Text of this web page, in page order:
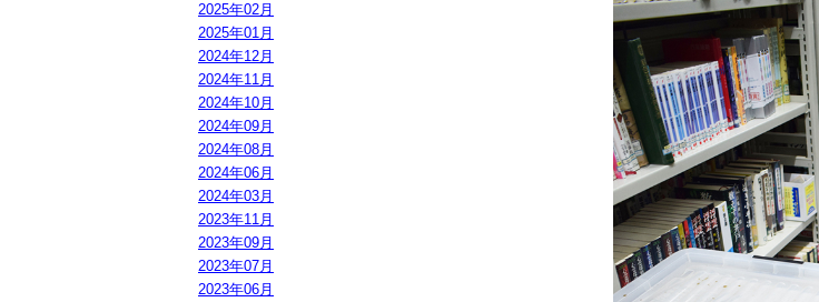
2025年02月
2025年01月
2024年12月
2024年11月
2024年10月
2024年09月
2024年08月
2024年06月
2024年03月
2023年11月
2023年09月
2023年07月
2023年06月